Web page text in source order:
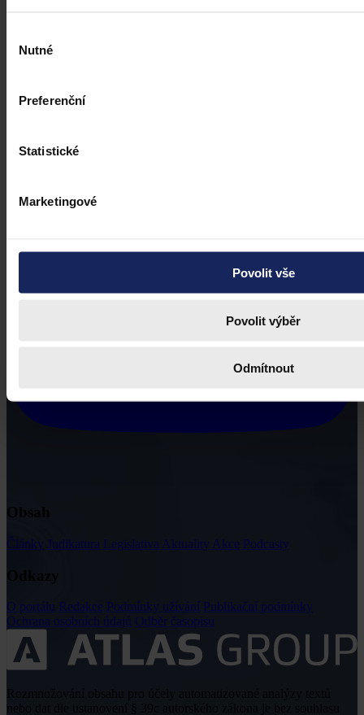
souhlasu
Nutné
Preferenční
Statistické
Marketingové
Povolit vše
Povolit výběr
Odmítnout
Články Judikatura Legislativa Aktuality Akce Podcasty
O portálu Redakce Podmínky užívání Publikační podmínky
Ochrana osobních údajů Odběr časopisu